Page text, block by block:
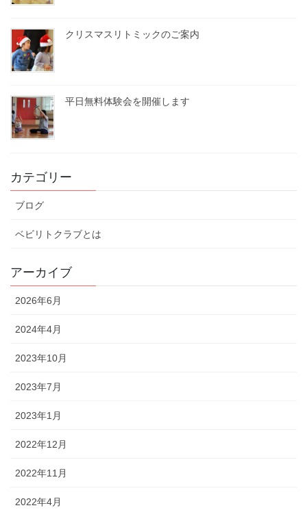
クリスマスリトミックのご案内
平日無料体験会を開催します
カテゴリー
ブログ
ベビリトクラブとは
アーカイブ
2026年6月
2024年4月
2023年10月
2023年7月
2023年1月
2022年12月
2022年11月
2022年4月